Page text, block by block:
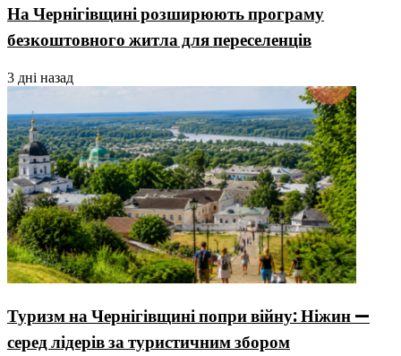
На Чернігівщині розширюють програму
безкоштовного житла для переселенців
3 дні назад
Туризм на Чернігівщині попри війну: Ніжин —
серед лідерів за туристичним збором